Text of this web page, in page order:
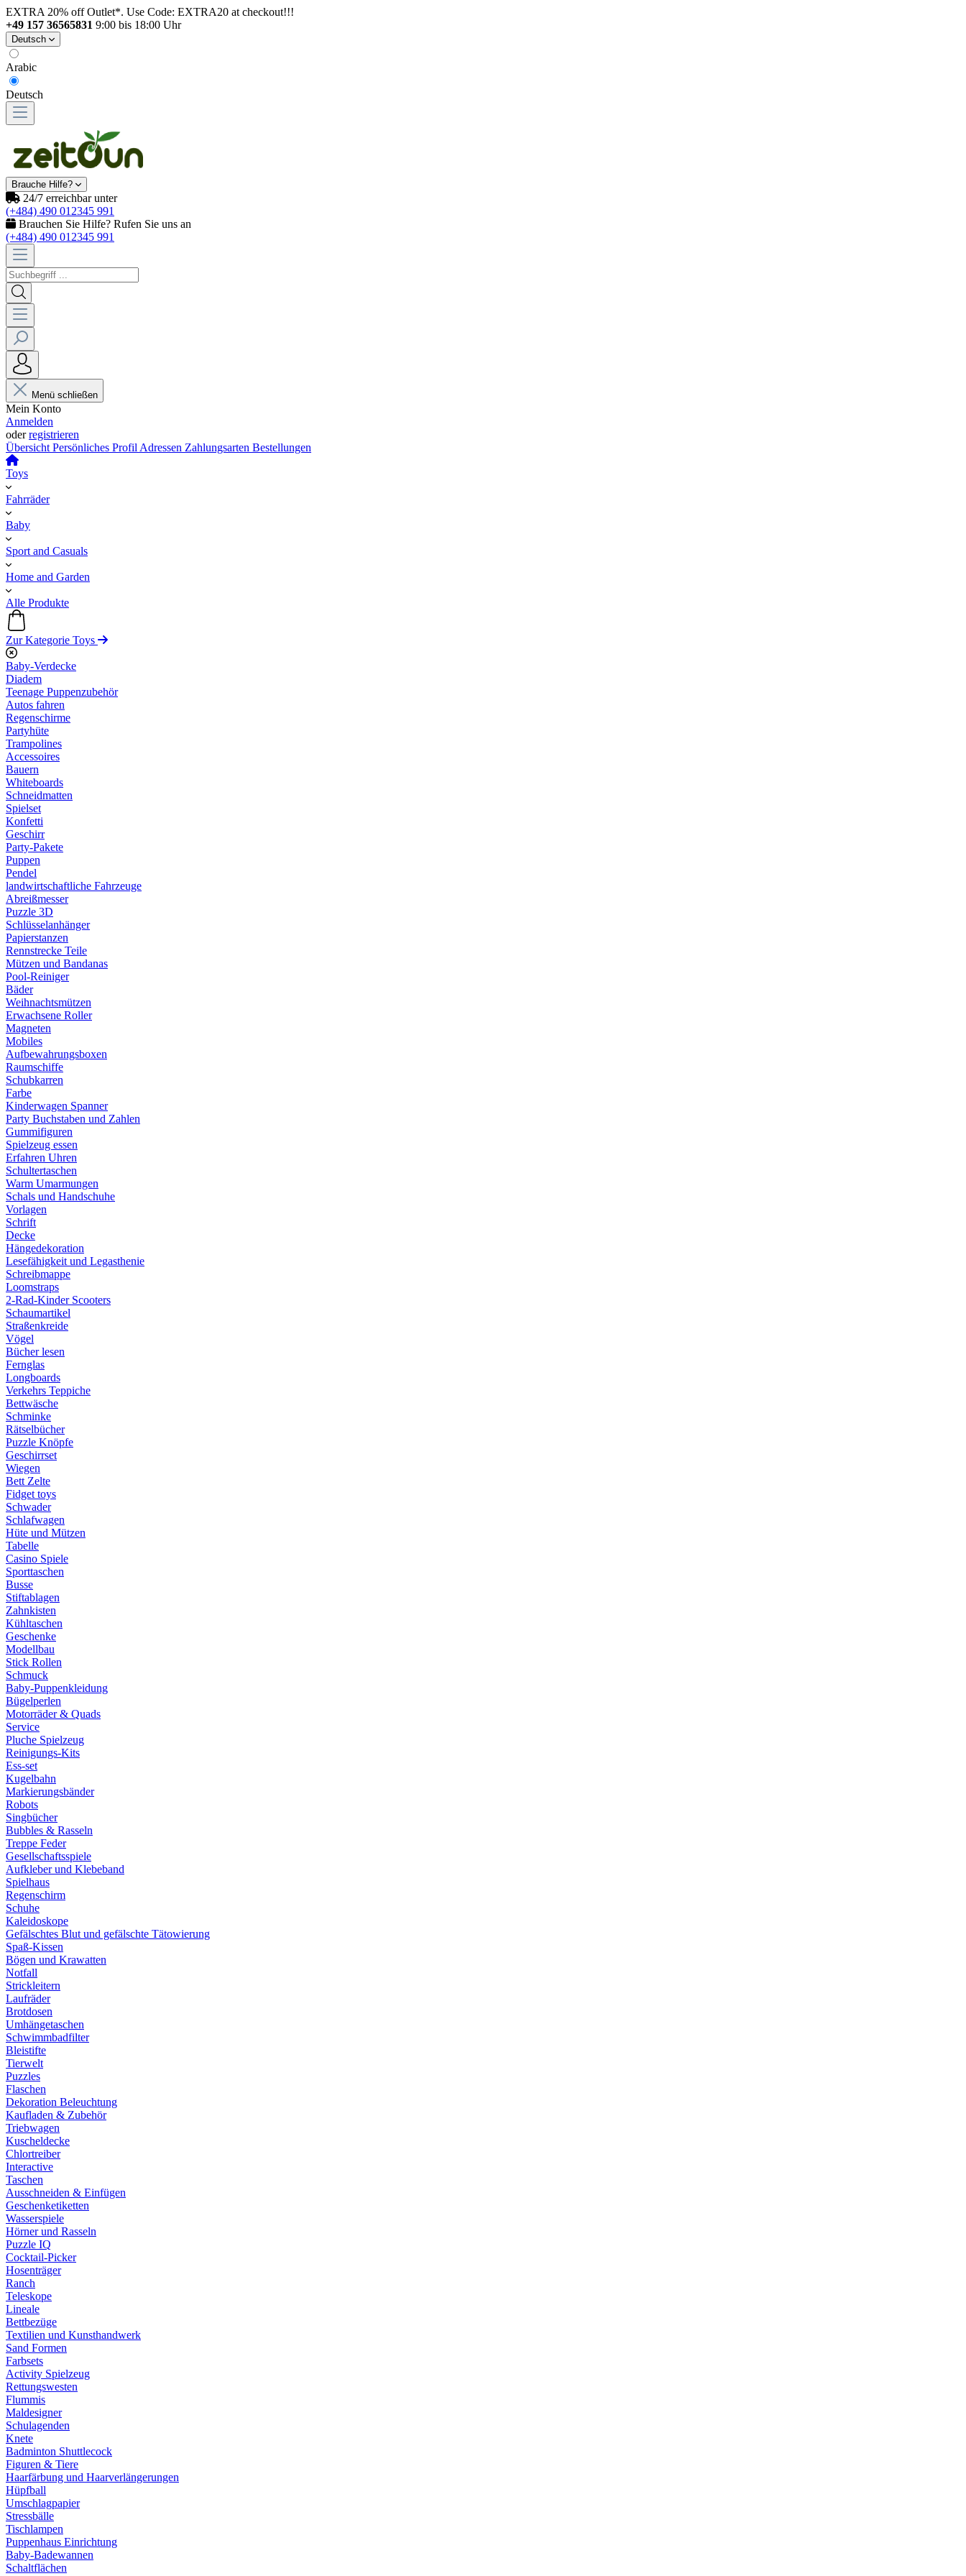
EXTRA 20% off Outlet*. Use Code: EXTRA20 at checkout!!!
+49 157 36565831 9:00 bis 18:00 Uhr
Deutsch
Arabic
Deutsch
Brauche Hilfe?
24/7 erreichbar unter
(+484) 490 012345 991
Brauchen Sie Hilfe? Rufen Sie uns an
(+484) 490 012345 991
Menü schließen
Mein Konto
Anmelden
oderregistrieren
Übersicht Persönliches Profil Adressen Zahlungsarten Bestellungen
Toys
Fahrräder
Baby
Sport and Casuals
Home and Garden
Alle Produkte
Zur Kategorie Toys
Baby-Verdecke
Diadem
Teenage Puppenzubehör
Autos fahren
Regenschirme
Partyhüte
Trampolines
Accessoires
Bauern
Whiteboards
Schneidmatten
Spielset
Konfetti
Geschirr
Party-Pakete
Puppen
Pendel
landwirtschaftliche Fahrzeuge
Abreißmesser
Puzzle 3D
Schlüsselanhänger
Papierstanzen
Rennstrecke Teile
Mützen und Bandanas
Pool-Reiniger
Bäder
Weihnachtsmützen
Erwachsene Roller
Magneten
Mobiles
Aufbewahrungsboxen
Raumschiffe
Schubkarren
Farbe
Kinderwagen Spanner
Party Buchstaben und Zahlen
Gummifiguren
Spielzeug essen
Erfahren Uhren
Schultertaschen
Warm Umarmungen
Schals und Handschuhe
Vorlagen
Schrift
Decke
Hängedekoration
Lesefähigkeit und Legasthenie
Schreibmappe
Loomstraps
2-Rad-Kinder Scooters
Schaumartikel
Straßenkreide
Vögel
Bücher lesen
Fernglas
Longboards
Verkehrs Teppiche
Bettwäsche
Schminke
Rätselbücher
Puzzle Knöpfe
Geschirrset
Wiegen
Bett Zelte
Fidget toys
Schwader
Schlafwagen
Hüte und Mützen
Tabelle
Casino Spiele
Sporttaschen
Busse
Stiftablagen
Zahnkisten
Kühltaschen
Geschenke
Modellbau
Stick Rollen
Schmuck
Baby-Puppenkleidung
Bügelperlen
Motorräder & Quads
Service
Pluche Spielzeug
Reinigungs-Kits
Ess-set
Kugelbahn
Markierungsbänder
Robots
Singbücher
Bubbles & Rasseln
Treppe Feder
Gesellschaftsspiele
Aufkleber und Klebeband
Spielhaus
Regenschirm
Schuhe
Kaleidoskope
Gefälschtes Blut und gefälschte Tätowierung
Spaß-Kissen
Bögen und Krawatten
Notfall
Strickleitern
Laufräder
Brotdosen
Umhängetaschen
Schwimmbadfilter
Bleistifte
Tierwelt
Puzzles
Flaschen
Dekoration Beleuchtung
Kaufladen & Zubehör
Triebwagen
Kuscheldecke
Chlortreiber
Interactive
Taschen
Ausschneiden & Einfügen
Geschenketiketten
Wasserspiele
Hörner und Rasseln
Puzzle IQ
Cocktail-Picker
Hosenträger
Ranch
Teleskope
Lineale
Bettbezüge
Textilien und Kunsthandwerk
Sand Formen
Farbsets
Activity Spielzeug
Rettungswesten
Flummis
Maldesigner
Schulagenden
Knete
Badminton Shuttlecock
Figuren & Tiere
Haarfärbung und Haarverlängerungen
Hüpfball
Umschlagpapier
Stressbälle
Tischlampen
Puppenhaus Einrichtung
Baby-Badewannen
Schaltflächen